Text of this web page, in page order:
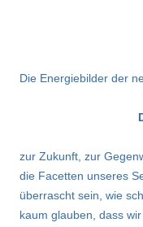
Die Energiebilder der
zur Zukunft, zur
die Facetten unseres
überrascht sein, wie
kaum glauben, dass